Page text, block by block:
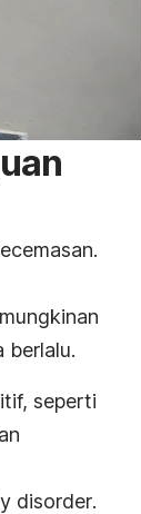
berlalu.
seperti
disorder.